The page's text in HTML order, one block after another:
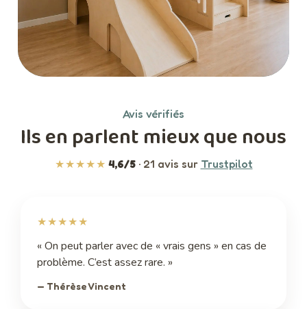
Avis vérifiés
Ils en parlent mieux que nous
★★★★★ 4,6/5· 21 avis sur Trustpilot
★★★★★
« On peut parler avec de « vrais gens » en cas de
problème. C’est assez rare. »
— Thérèse Vincent